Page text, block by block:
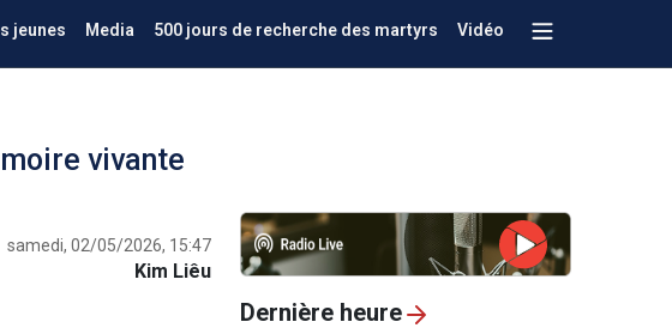
jeunes Media 500 jours de recherche des martyrs Vidéo
vivante
samedi, 02/05/2026, 15:47
Kim Liêu
Dernière heure